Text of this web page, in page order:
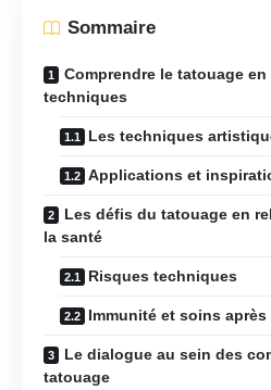
Sommaire
Comprendre le tatouage
techniques
Les techniques
Applications et
Les défis du tatouage en
la santé
Risques techniques
Immunité et soins
Le dialogue au sein des
tatouage